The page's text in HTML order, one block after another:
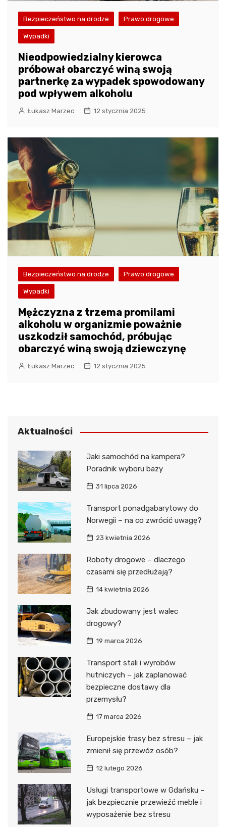
Bezpieczeństwo na drodze Prawo drogowe
Wypadki
Nieodpowiedzialny kierowca
próbował obarczyć winą swoją
partnerkę za wypadek spowodowany
pod wpływem alkoholu
Łukasz Marzec 12 stycznia 2025
Bezpieczeństwo na drodze Prawo drogowe
Wypadki
Mężczyzna z trzema promilami
alkoholu w organizmie poważnie
uszkodził samochód, próbując
obarczyć winą swoją dziewczynę
Łukasz Marzec 12 stycznia 2025
Aktualności
Jaki samochód na kampera?
Poradnik wyboru bazy
31 lipca 2026
Transport ponadgabarytowy do
Norwegii – na co zwrócić uwagę?
23 kwietnia 2026
Roboty drogowe – dlaczego
czasami się przedłużają?
14 kwietnia 2026
Jak zbudowany jest walec
drogowy?
19 marca 2026
Transport stali i wyrobów
hutniczych – jak zaplanować
bezpieczne dostawy dla
przemysłu?
17 marca 2026
Europejskie trasy bez stresu – jak
zmienił się przewóz osób?
12 lutego 2026
Usługi transportowe w Gdańsku –
jak bezpiecznie przewieźć meble i
wyposażenie bez stresu